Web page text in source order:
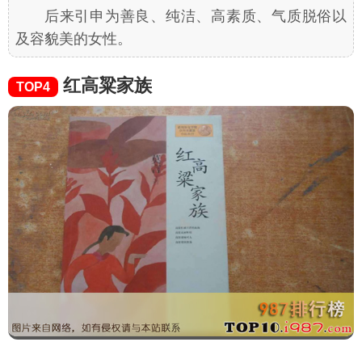
后来引申为善良、纯洁、高素质、气质脱俗以
及容貌美的女性。
TOP4 红高粱家族